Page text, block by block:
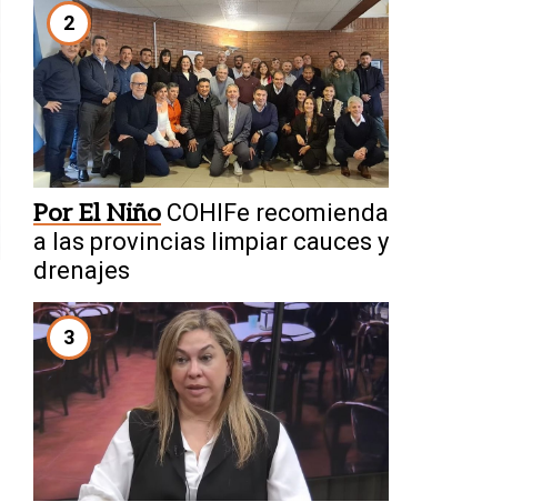
2
Por El Niño COHIFe recomienda
a las provincias limpiar cauces y
drenajes
3